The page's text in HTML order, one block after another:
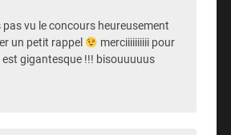
pas vu le concours heureusement
un petit rappel
merciiiiiiiiii pour
gigantesque !!! bisouuuuus